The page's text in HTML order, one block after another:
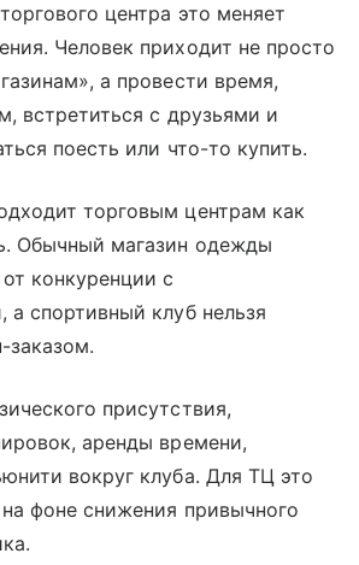
центра это меняет
Человек приходит не просто
а провести время,
встретиться с друзьями и
поесть или что-то купить.
торговым центрам как
Обычный магазин одежды
конкуренции с
а спортивный клуб нельзя
заказом.
присутствия,
аренды времени,
вокруг клуба. Для ТЦ это
фоне снижения привычного